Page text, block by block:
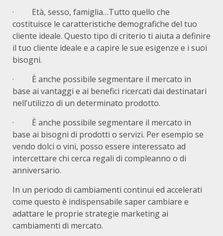
· Età, sesso, famiglia…Tutto quello che
costituisce le caratteristiche demografiche del tuo
cliente ideale. Questo tipo di criterio ti aiuta a definire
il tuo cliente ideale e a capire le sue esigenze e i suoi
bisogni.
· È anche possibile segmentare il mercato in
base ai vantaggi e ai benefici ricercati dai destinatari
nell’utilizzo di un determinato prodotto.
· È anche possibile segmentare il mercato in
base ai bisogni di prodotti o servizi. Per esempio se
vendo dolci o vini, posso essere interessato ad
intercettare chi cerca regali di compleanno o di
anniversario.
In un periodo di cambiamenti continui ed accelerati
come questo è indispensabile saper cambiare e
adattare le proprie strategie marketing ai
cambiamenti di mercato.